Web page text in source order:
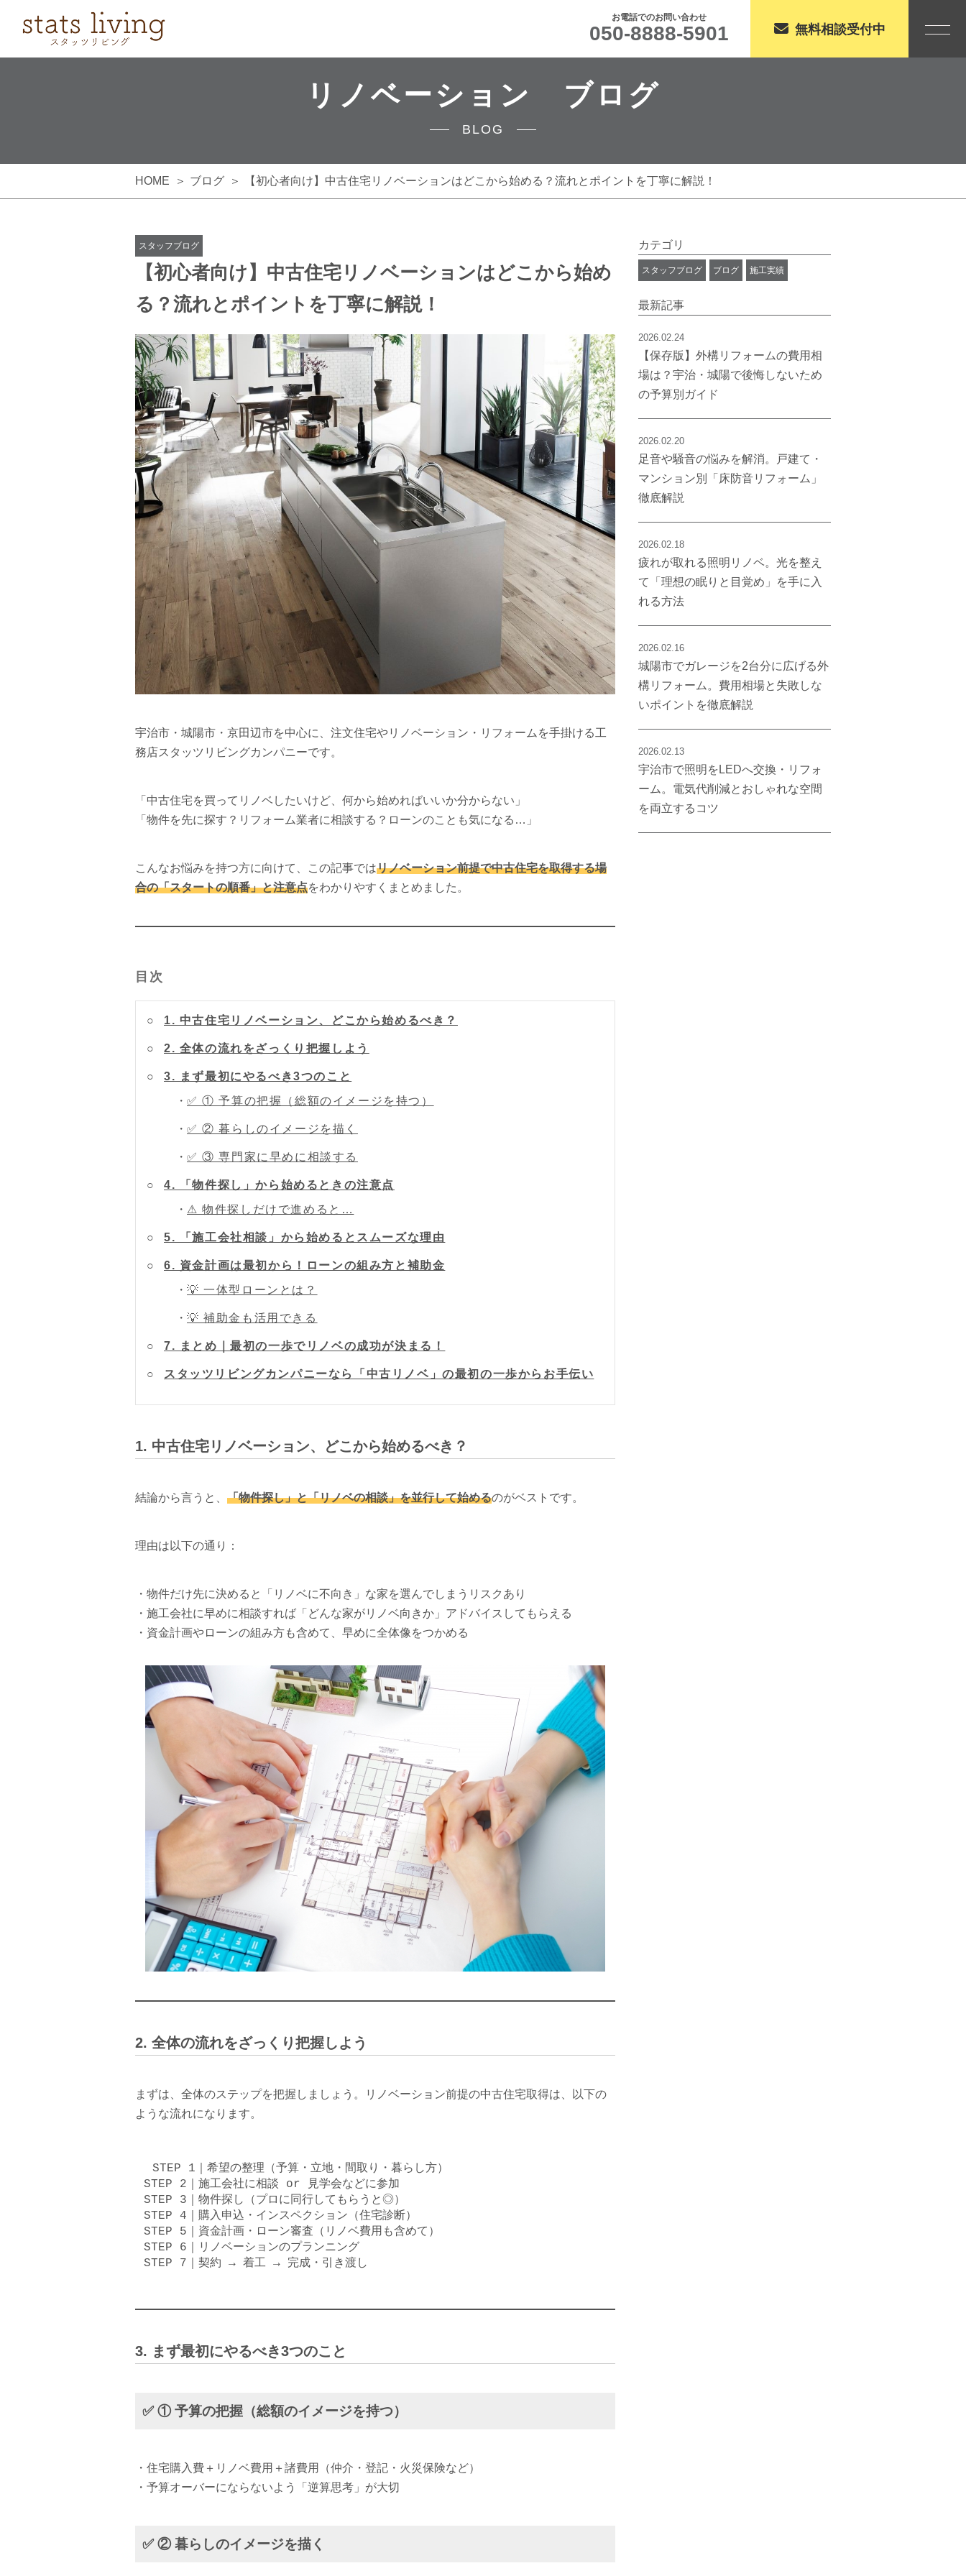
お電話でのお問い合わせ
050-8888-5901 無料相談受付中
リノベーション ブログ
BLOG
HOME ブログ 【初心者向け】中古住宅リノベーションはどこから始める？流れとポイントを丁寧に解説！
スタッフブログ
【初心者向け】中古住宅リノベーションはどこから始め
る？流れとポイントを丁寧に解説！
宇治市・城陽市・京田辺市を中心に、注文住宅やリノベーション・リフォームを手掛ける工
務店スタッツリビングカンパニーです。
「中古住宅を買ってリノベしたいけど、何から始めればいいか分からない」
「物件を先に探す？リフォーム業者に相談する？ローンのことも気になる…」
こんなお悩みを持つ方に向けて、この記事ではリノベーション前提で中古住宅を取得する場
合の「スタートの順番」と注意点をわかりやすくまとめました。
目次
1. 中古住宅リノベーション、どこから始めるべき？
2. 全体の流れをざっくり把握しよう
3. まず最初にやるべき3つのこと
✅ ① 予算の把握（総額のイメージを持つ）
✅ ② 暮らしのイメージを描く
✅ ③ 専門家に早めに相談する
4. 「物件探し」から始めるときの注意点
⚠ 物件探しだけで進めると…
5. 「施工会社相談」から始めるとスムーズな理由
6. 資金計画は最初から！ローンの組み方と補助金
💡 一体型ローンとは？
💡 補助金も活用できる
7. まとめ｜最初の一歩でリノベの成功が決まる！
スタッツリビングカンパニーなら「中古リノベ」の最初の一歩からお手伝い
1. 中古住宅リノベーション、どこから始めるべき？
結論から言うと、 「物件探し」と「リノベの相談」を並行して始めるのがベストです。
理由は以下の通り：
・物件だけ先に決めると「リノベに不向き」な家を選んでしまうリスクあり
・施工会社に早めに相談すれば「どんな家がリノベ向きか」アドバイスしてもらえる
・資金計画やローンの組み方も含めて、早めに全体像をつかめる
2. 全体の流れをざっくり把握しよう
まずは、全体のステップを把握しましょう。リノベーション前提の中古住宅取得は、以下の
ような流れになります。
STEP 1｜希望の整理（予算・立地・間取り・暮らし方）
STEP 2｜施工会社に相談 or 見学会などに参加
STEP 3｜物件探し（プロに同行してもらうと◎）
STEP 4｜購入申込・インスペクション（住宅診断）
STEP 5｜資金計画・ローン審査（リノベ費用も含めて）
STEP 6｜リノベーションのプランニング
STEP 7｜契約 → 着工 → 完成・引き渡し
3. まず最初にやるべき3つのこと
✅ ① 予算の把握（総額のイメージを持つ）
・住宅購入費＋リノベ費用＋諸費用（仲介・登記・火災保険など）
・予算オーバーにならないよう「逆算思考」が大切
✅ ② 暮らしのイメージを描く
カテゴリ
スタッフブログ ブログ 施工実績
最新記事
2026.02.24
【保存版】外構リフォームの費用相
場は？宇治・城陽で後悔しないため
の予算別ガイド
2026.02.20
足音や騒音の悩みを解消。戸建て・
マンション別「床防音リフォーム」
徹底解説
2026.02.18
疲れが取れる照明リノベ。光を整え
て「理想の眠りと目覚め」を手に入
れる方法
2026.02.16
城陽市でガレージを2台分に広げる外
構リフォーム。費用相場と失敗しな
いポイントを徹底解説
2026.02.13
宇治市で照明をLEDへ交換・リフォ
ーム。電気代削減とおしゃれな空間
を両立するコツ